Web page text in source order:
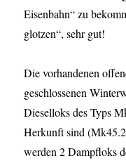
Eisenbahn“ zu
glotzen“, sehr gut!
Die vorhandenen
geschlossenen
Dieselloks des Typs
Herkunft sind
werden 2 Dampfloks